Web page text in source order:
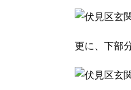
更に、下部